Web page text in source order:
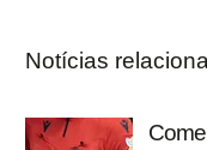
Notícias